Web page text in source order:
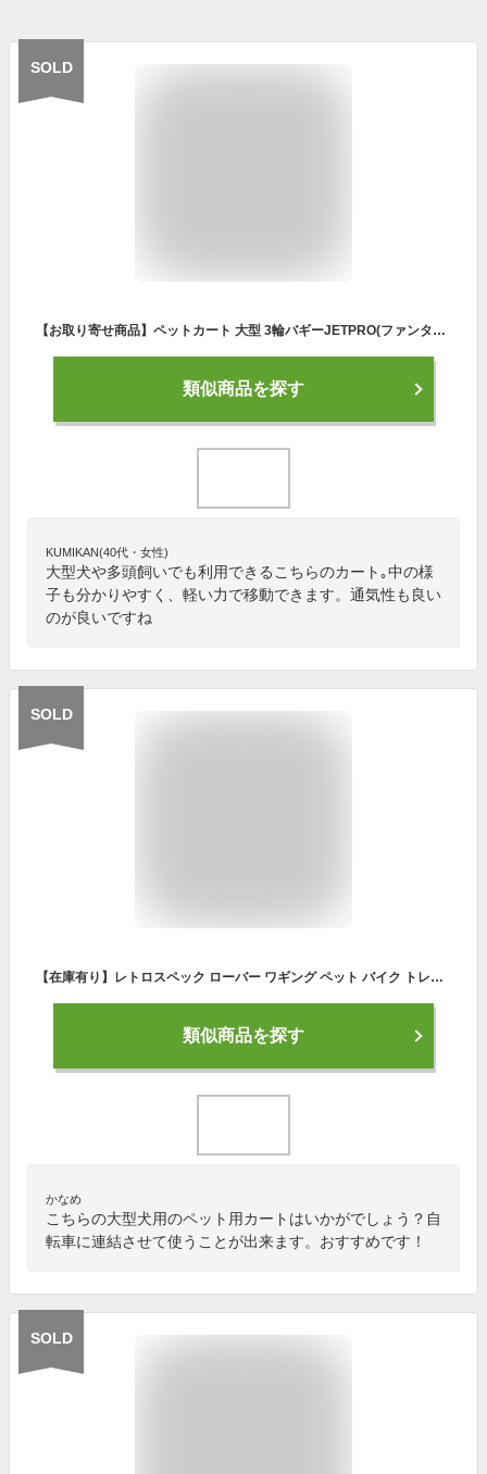
SOLD
【お取り寄せ商品】ペットカート 大型 3輪バギーJETPRO(ファンタジー) 専用レインカバー ジェットプロ ペット用バギー 介護用品 犬 大型犬 キャリー ペットグッズ 犬 猫 用品 犬のグッズ ペットカート 多頭 折りたたみ 2匹 お散歩 シニア
類似商品を探す
KUMIKAN(40代・女性)
大型犬や多頭飼いでも利用できるこちらのカート｡中の様
子も分かりやすく、軽い力で移動できます。通気性も良い
のが良いですね
SOLD
【在庫有り】レトロスペック ローバー ワギング ペット バイク トレーラー 大型犬 猫 多頭 けん引 バイクトレーラー 自転車トレーラー カプラー付属 けん引専用 自転車 後ろ 連結 犬 おでかけ キャノピー 収納 コンパクト 折りたたみ
類似商品を探す
かなめ
こちらの大型犬用のペット用カートはいかがでしょう？自
転車に連結させて使うことが出来ます。おすすめです！
SOLD